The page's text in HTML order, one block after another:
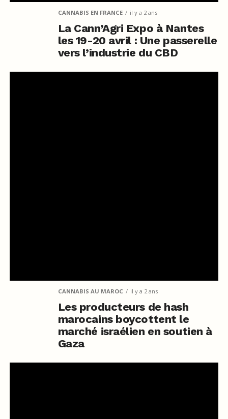
CANNABIS EN FRANCE il y a 2 ans
La Cann’Agri Expo à Nantes
les 19-20 avril : Une passerelle
vers l’industrie du CBD
CANNABIS AU MAROC il y a 2 ans
Les producteurs de hash
marocains boycottent le
marché israélien en soutien à
Gaza